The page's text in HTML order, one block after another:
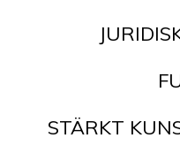
STÄRKT